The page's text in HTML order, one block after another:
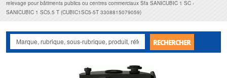
relevage pour bâtiments publics ou centres commerciaux Sfa SANICUBIC 1 SC
SANICUBIC 1 SC5.5 T (CUBIC1SC5-5T 3308815079059)
RECHERCHER